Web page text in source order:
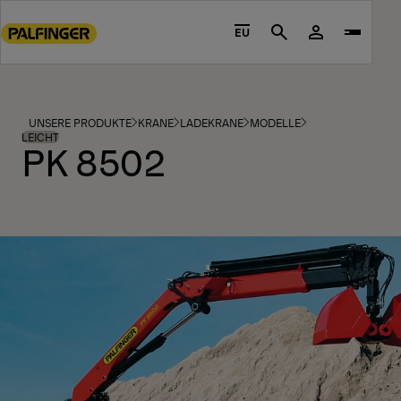
to
footer
content
EU Search
UNSERE PRODUKTE KRANE LADEKRANE MODELLE
LEICHT
PK 8502